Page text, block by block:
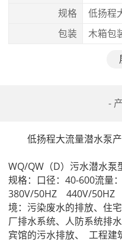
规格
低扬程
包装
木箱包
-
低扬程大流量潜水泵产
WQ/QW（D）污水潜水泵
规格：口径：40-600流量
380V/50HZ　440V/50HZ
境：污染废水的排放、住
厂排水系统、人防系统排
宾馆的污水排放、  工程建